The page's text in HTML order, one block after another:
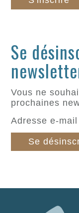
Se désinscrire de la
Vous ne
prochaines
Adresse e-mail